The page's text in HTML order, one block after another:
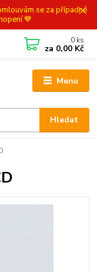
se za případné
💙
Menu
Hledat
0 ks
za 0,00 Kč